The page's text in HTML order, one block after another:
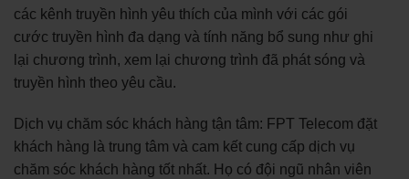
các kênh truyền hình yêu thích của mình với các gói
cước truyền hình đa dạng và tính năng bổ sung như ghi
lại chương trình, xem lại chương trình đã phát sóng và
truyền hình theo yêu cầu.
Dịch vụ chăm sóc khách hàng tận tâm: FPT Telecom đặt
khách hàng là trung tâm và cam kết cung cấp dịch vụ
chăm sóc khách hàng tốt nhất. Họ có đội ngũ nhân viên